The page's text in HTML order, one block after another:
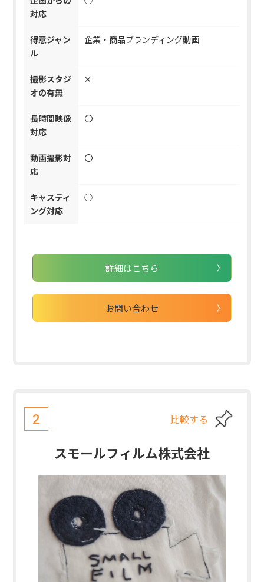
対応
得意ジャン
ル
企業・商品ブランディング動画
撮影スタジ
オの有無
✕
長時間映像
対応
〇
動画撮影対
応
〇
キャスティ
ング対応
◯
詳細はこちら
お問い合わせ
2 比較する
スモールフィルム株式会社